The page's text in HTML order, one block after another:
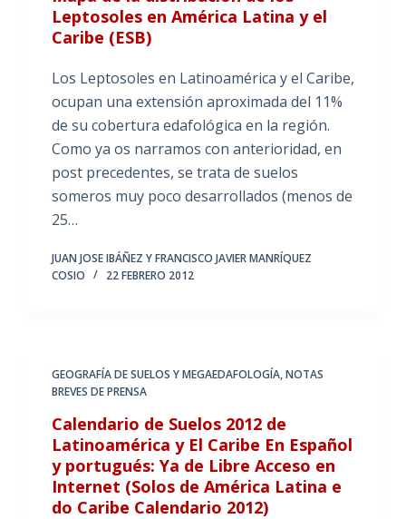
Leptosoles en América Latina y el
Caribe (ESB)
Los Leptosoles en Latinoamérica y el Caribe,
ocupan una extensión aproximada del 11%
de su cobertura edafológica en la región.
Como ya os narramos con anterioridad, en
post precedentes, se trata de suelos
someros muy poco desarrollados (menos de
25…
JUAN JOSE IBÁÑEZ Y FRANCISCO JAVIER MANRÍQUEZ
COSIO
22 FEBRERO 2012
GEOGRAFÍA DE SUELOS Y MEGAEDAFOLOGÍA,NOTAS
BREVES DE PRENSA
Calendario de Suelos 2012 de
Latinoamérica y El Caribe En Español
y portugués: Ya de Libre Acceso en
Internet (Solos de América Latina e
do Caribe Calendario 2012)